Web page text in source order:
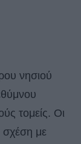
νησιού
τομείς. Οι
σχέση με